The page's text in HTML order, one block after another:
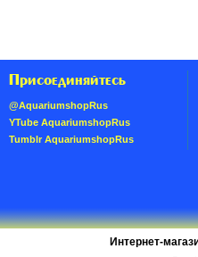
Присоединяйтесь
@AquariumshopRus
YTube AquariumshopRus
Tumblr AquariumshopRus
Интернет-